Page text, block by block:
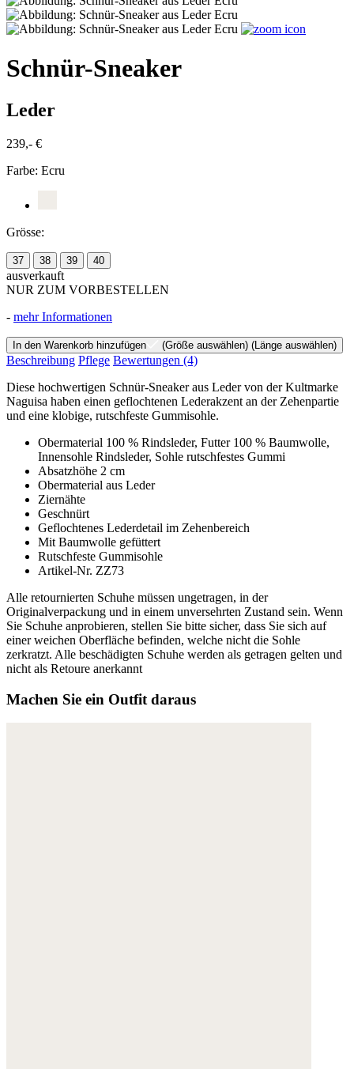
Schnür-Sneaker
Leder
239,- €
Farbe: Ecru
Grösse:
37 38 39 40
ausverkauft
NUR ZUM VORBESTELLEN
- mehr Informationen
In den Warenkorb hinzufügen (Größe auswählen) (Länge auswählen)
Beschreibung Pflege Bewertungen (4)
Diese hochwertigen Schnür-Sneaker aus Leder von der Kultmarke
Naguisa haben einen geflochtenen Lederakzent an der Zehenpartie
und eine klobige, rutschfeste Gummisohle.
Obermaterial 100 % Rindsleder, Futter 100 % Baumwolle,
Innensohle Rindsleder, Sohle rutschfestes Gummi
Absatzhöhe 2 cm
Obermaterial aus Leder
Ziernähte
Geschnürt
Geflochtenes Lederdetail im Zehenbereich
Mit Baumwolle gefüttert
Rutschfeste Gummisohle
Artikel-Nr. ZZ73
Alle retournierten Schuhe müssen ungetragen, in der
Originalverpackung und in einem unversehrten Zustand sein. Wenn
Sie Schuhe anprobieren, stellen Sie bitte sicher, dass Sie sich auf
einer weichen Oberfläche befinden, welche nicht die Sohle
zerkratzt. Alle beschädigten Schuhe werden als getragen gelten und
nicht als Retoure anerkannt
Machen Sie ein Outfit daraus